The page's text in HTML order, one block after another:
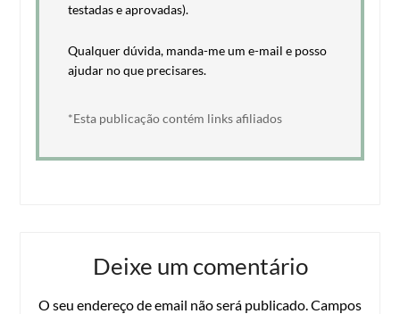
testadas e aprovadas).
Qualquer dúvida, manda-me um e-mail e posso
ajudar no que precisares.
*Esta publicação contém links afiliados
Deixe um comentário
O seu endereço de email não será publicado. Campos